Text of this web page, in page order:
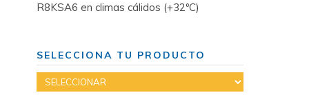
R8KSA6 en climas cálidos (+32ºC)
SELECCIONA TU PRODUCTO